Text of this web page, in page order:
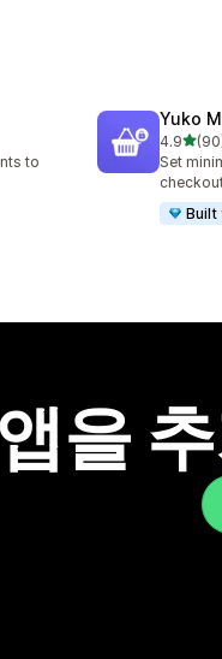
to
Yuko
4.9별 5
총 리뷰
Set
Built
앱을